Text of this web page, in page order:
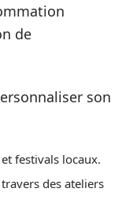
de
son
festivals locaux.
des ateliers